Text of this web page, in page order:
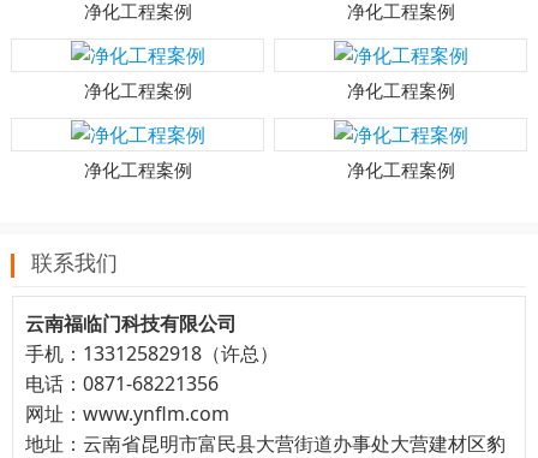
净化工程案例 净化工程案例
净化工程案例 净化工程案例
净化工程案例 净化工程案例
联系我们
云南福临门科技有限公司
手机：13312582918（许总）
电话：0871-68221356
网址：www.ynflm.com
地址：云南省昆明市富民县大营街道办事处大营建材区豹